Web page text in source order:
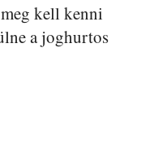
kell kenni
a joghurtos